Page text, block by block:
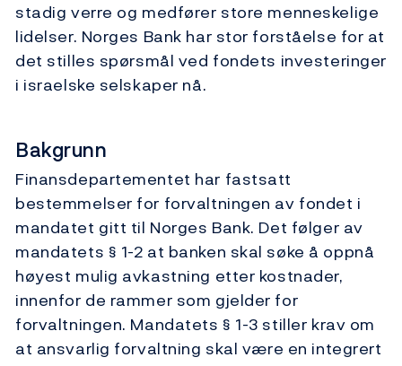
stadig verre og medfører store menneskelige
lidelser. Norges Bank har stor forståelse for at
det stilles spørsmål ved fondets investeringer
i israelske selskaper nå.
Bakgrunn
Finansdepartementet har fastsatt
bestemmelser for forvaltningen av fondet i
mandatet gitt til Norges Bank. Det følger av
mandatets § 1-2 at banken skal søke å oppnå
høyest mulig avkastning etter kostnader,
innenfor de rammer som gjelder for
forvaltningen. Mandatets § 1-3 stiller krav om
at ansvarlig forvaltning skal være en integrert